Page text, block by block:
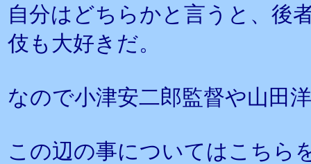
自分はどちらかと言うと、後
伎も大好きだ。
なので小津安二郎監督や山田
この辺の事についてはこちら